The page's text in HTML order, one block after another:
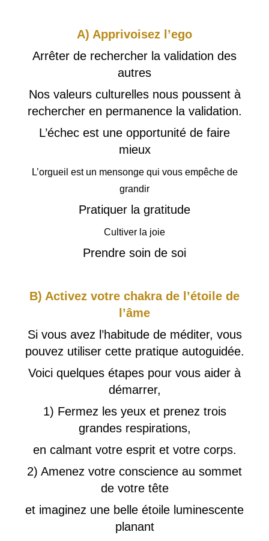
A) Apprivoisez l’ego
Arrêter de rechercher la validation des
autres
Nos valeurs culturelles nous poussent à
rechercher en permanence la validation.
L’échec est une opportunité de faire
mieux
L’orgueil est un mensonge qui vous empêche de
grandir
Pratiquer la gratitude
Cultiver la joie
Prendre soin de soi
B) Activez votre chakra de l’étoile de
l’âme
Si vous avez l’habitude de méditer, vous
pouvez utiliser cette pratique autoguidée.
Voici quelques étapes pour vous aider à
démarrer,
1) Fermez les yeux et prenez trois
grandes respirations,
en calmant votre esprit et votre corps.
2) Amenez votre conscience au sommet
de votre tête
et imaginez une belle étoile luminescente
planant